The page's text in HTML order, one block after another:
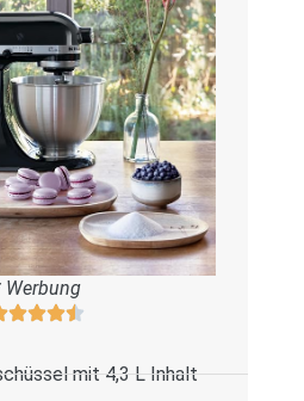
Werbung
mit 4,3 L Inhalt